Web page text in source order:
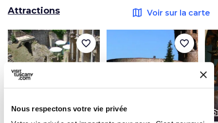
Nous respectons votre vie privée
Attractions map Voir sur la carte
photo_camera Attractions
favorite_border
photo_camera Attractions
favorite_border